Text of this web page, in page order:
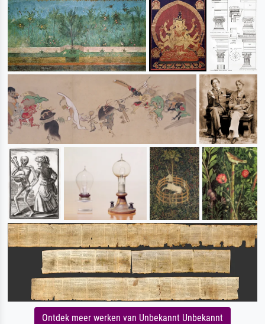
Ontdek meer werken van Unbekannt Unbekannt